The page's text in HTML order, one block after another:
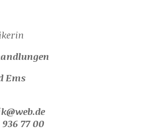
Ems
77 00